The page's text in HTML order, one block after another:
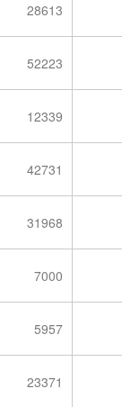
28613
52223
12339
42731
31968
7000
5957
23371